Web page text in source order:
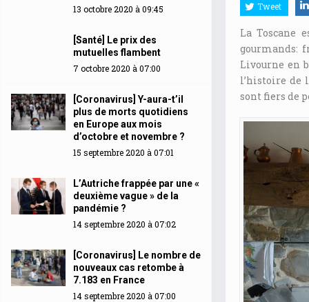
Tweet
La Toscane
gourmands:
Livourne en
l’histoire de
sont fiers de
13 octobre 2020 à 09:45
[Santé] Le prix des
mutuelles flambent
7 octobre 2020 à 07:00
[Coronavirus] Y-aura-t’il
plus de morts quotidiens
en Europe aux mois
d’octobre et novembre ?
15 septembre 2020 à 07:01
L’Autriche frappée par une «
deuxième vague » de la
pandémie ?
14 septembre 2020 à 07:02
[Coronavirus] Le nombre de
nouveaux cas retombe à
7.183 en France
14 septembre 2020 à 07:00